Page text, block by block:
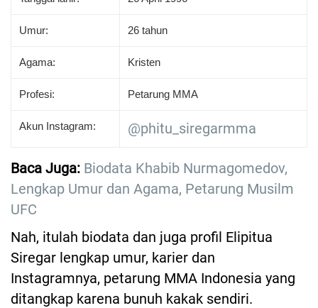
Umur: 26 tahun
Agama: Kristen
Profesi: Petarung MMA
Akun Instagram: @phitu_siregarmma
Baca Juga: Biodata Khabib Nurmagomedov,
Lengkap Umur dan Agama, Petarung Musilm
UFC
Nah, itulah biodata dan juga profil Elipitua
Siregar lengkap umur, karier dan
Instagramnya, petarung MMA Indonesia yang
ditangkap karena bunuh kakak sendiri.